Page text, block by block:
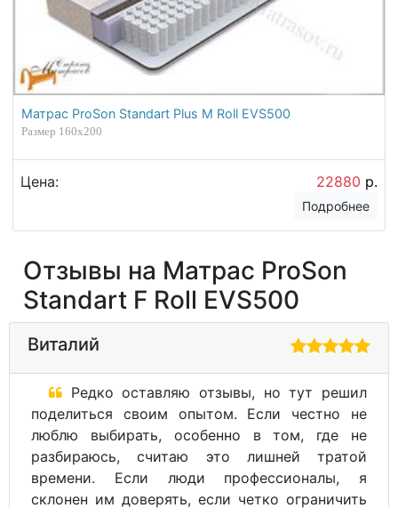
Матрас ProSon Standart Plus M Roll EVS500
Размер 160х200
Цена: 22880 р.
Подробнее
Отзывы на Матрас ProSon
Standart F Roll EVS500
Виталий
Редко оставляю отзывы, но тут решил
поделиться своим опытом. Если честно не
люблю выбирать, особенно в том, где не
разбираюсь, считаю это лишней тратой
времени. Если люди профессионалы, я
склонен им доверять, если четко ограничить